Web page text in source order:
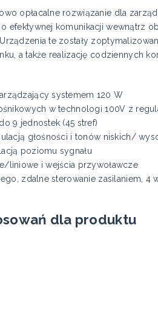
opłacalne rozwiązanie dla
efektywnej komunikacji wewnątrz
te zostały
a także realizację codziennych
systemem 120 W
w technologi 100V z
9 jednostek (45 stref)
głośności i tonów niskich/
poziomu sygnału
liniowe i wejścia przywoławcze
zdalne sterowanie zasilaniem, 4
dla produktu